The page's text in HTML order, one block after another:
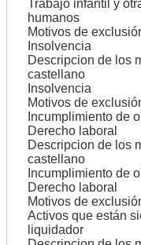
Trabajo infantil y
humanos
Motivos de
Insolvencia
Descripcion de los
castellano
Insolvencia
Motivos de
Incumplimiento de
Derecho laboral
Descripcion de los
castellano
Incumplimiento de
Derecho laboral
Motivos de
Activos que están
liquidador